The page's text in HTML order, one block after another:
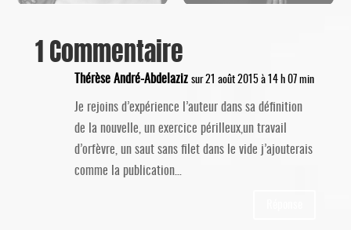
1 Commentaire
Thérèse André-Abdelaziz sur 21 août 2015 à 14 h 07 min
Je rejoins d’expérience l’auteur dans sa définition
de la nouvelle, un exercice périlleux,un travail
d’orfèvre, un saut sans filet dans le vide j’ajouterais
comme la publication…